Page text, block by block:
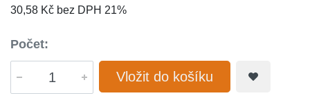
30,58 Kč bez DPH 21%
Počet:
Vložit do košíku